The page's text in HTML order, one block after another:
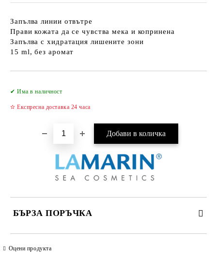
Запълва линии отвътре
Прави кожата да се чувства мека и копринена
Запълва с хидратация лишените зони
15 ml, без аромат
✔ Има в наличност
✫ Експресна доставка 24 часа
БЪРЗА ПОРЪЧКА
Оцени продукта